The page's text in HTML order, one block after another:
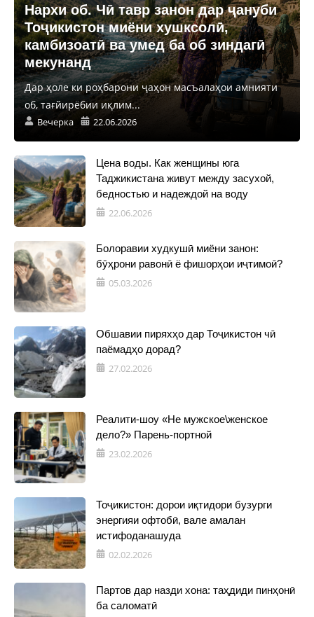
Нархи об. Чӣ тавр занон дар ҷануби
Тоҷикистон миёни хушксолӣ,
камбизоатӣ ва умед ба об зиндагӣ
мекунанд
Дар ҳоле ки роҳбарони ҷаҳон масъалаҳои амнияти
об, тағйирёбии иқлим...
Вечерка 22.06.2026
Цена воды. Как женщины юга
Таджикистана живут между засухой,
бедностью и надеждой на воду
22.06.2026
Болоравии худкушӣ миёни занон:
бӯҳрони равонӣ ё фишорҳои иҷтимоӣ?
05.03.2026
Обшавии пиряхҳо дар Тоҷикистон чӣ
паёмадҳо дорад?
27.02.2026
Реалити-шоу «Не мужское\женское
дело?» Парень-портной
23.02.2026
Тоҷикистон: дорои иқтидори бузурги
энергияи офтобӣ, вале амалан
истифоданашуда
02.02.2026
Партов дар назди хона: таҳдиди пинҳонӣ
ба саломатӣ